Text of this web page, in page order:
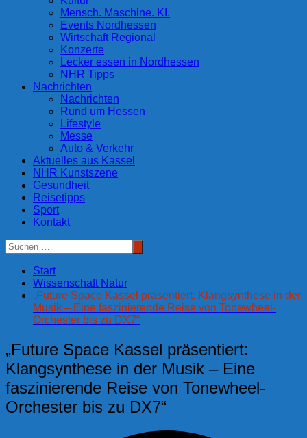
Mensch. Maschine. KI.
Events Nordhessen
Wirtschaft Regional
Konzerte
Lecker essen in Nordhessen
NHR Tipps
Nachrichten
Nachrichten
Rund um Hessen
Lifestyle
Messe
Auto & Verkehr
Aktuelles aus Kassel
NHR Kunstszene
Gesundheit
Reisetipps
Sport
Kontakt
Start
Wissenschaft Natur
„Future Space Kassel präsentiert: Klangsynthese in der
Musik – Eine faszinierende Reise von Tonewheel-
Orchester bis zu DX7“
„Future Space Kassel präsentiert:
Klangsynthese in der Musik – Eine
faszinierende Reise von Tonewheel-
Orchester bis zu DX7“